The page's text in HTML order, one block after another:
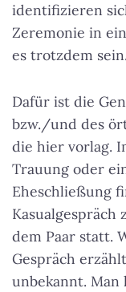
identifizieren
Zeremonie in
es trotzdem sein.
Dafür ist die
bzw./und des
die hier vorlag.
Trauung oder
Eheschließung
Kasualgespräch
dem Paar statt.
Gespräch
unbekannt. Man